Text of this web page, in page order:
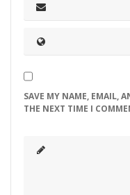
SAVE MY NAME, EMAIL,
THE NEXT TIME I